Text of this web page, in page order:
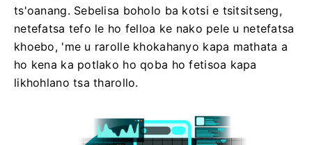
ts'oanang. Sebelisa boholo ba kotsi e tsitsitseng,
netefatsa tefo le ho felloa ke nako pele u netefatsa
khoebo, 'me u rarolle khokahanyo kapa mathata a
ho kena ka potlako ho qoba ho fetisoa kapa
likhohlano tsa tharollo.